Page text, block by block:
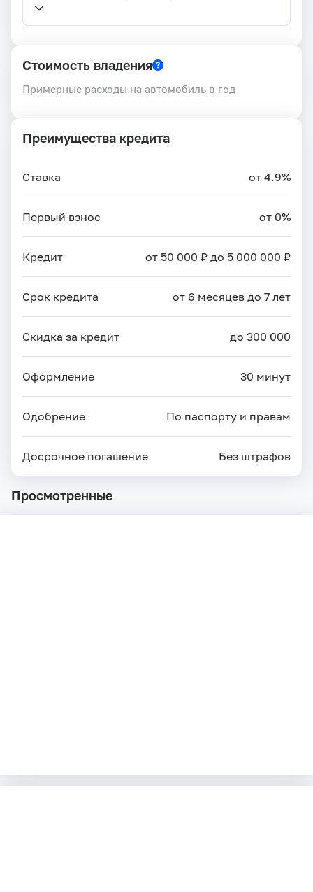
Стоимость владения
Примерные расходы на автомобиль в год
Преимущества кредита
Ставка от 4.9%
Первый взнос от 0%
Кредит от 50 000 ₽ до 5 000 000 ₽
Срок кредита от 6 месяцев до 7 лет
Скидка за кредит до 300 000
Оформление 30 минут
Одобрение По паспорту и правам
Досрочное погашение Без штрафов
Просмотренные